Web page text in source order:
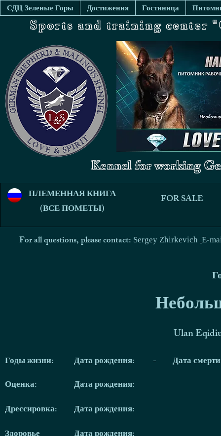
СДЦ Зеленые Горы Достижения Гостиница
Sports and training center
Kennel for working
ПЛЕМЕННАЯ КНИГА
(ВСЕ ПОМЕТЫ)
FOR SALE
For all questions, please contact: Sergey Zhirkevich E-
Ulan
Годы жизни:
Оценка:
Дрессировка:
Дата рождения: -
Дата
Дата рождения:
Дата рождения: